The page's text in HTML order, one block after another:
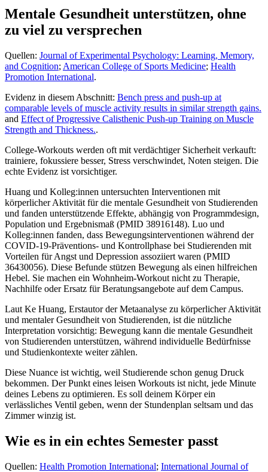
Mentale Gesundheit unterstützen, ohne
zu viel zu versprechen
Quellen: Journal of Experimental Psychology: Learning, Memory,
and Cognition; American College of Sports Medicine; Health
Promotion International.
Evidenz in diesem Abschnitt: Bench press and push-up at
comparable levels of muscle activity results in similar strength gains.
and Effect of Progressive Calisthenic Push-up Training on Muscle
Strength and Thickness..
College-Workouts werden oft mit verdächtiger Sicherheit verkauft:
trainiere, fokussiere besser, Stress verschwindet, Noten steigen. Die
echte Evidenz ist vorsichtiger.
Huang und Kolleg:innen untersuchten Interventionen mit
körperlicher Aktivität für die mentale Gesundheit von Studierenden
und fanden unterstützende Effekte, abhängig von Programmdesign,
Population und Ergebnismaß (PMID 38916148). Luo und
Kolleg:innen fanden, dass Bewegungsinterventionen während der
COVID-19-Präventions- und Kontrollphase bei Studierenden mit
Vorteilen für Angst und Depression assoziiert waren (PMID
36430056). Diese Befunde stützen Bewegung als einen hilfreichen
Hebel. Sie machen ein Wohnheim-Workout nicht zu Therapie,
Nachhilfe oder Ersatz für Beratungsangebote auf dem Campus.
Laut Ke Huang, Erstautor der Metaanalyse zu körperlicher Aktivität
und mentaler Gesundheit von Studierenden, ist die nützliche
Interpretation vorsichtig: Bewegung kann die mentale Gesundheit
von Studierenden unterstützen, während individuelle Bedürfnisse
und Studienkontexte weiter zählen.
Diese Nuance ist wichtig, weil Studierende schon genug Druck
bekommen. Der Punkt eines leisen Workouts ist nicht, jede Minute
deines Lebens zu optimieren. Es soll deinem Körper ein
verlässliches Ventil geben, wenn der Stundenplan seltsam und das
Zimmer winzig ist.
Wie es in ein echtes Semester passt
Quellen: Health Promotion International; International Journal of